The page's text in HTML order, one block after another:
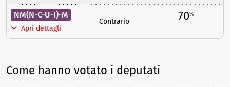
NM(N-C-U-I)-M
Apri dettagli
Contrario 70%
Come hanno votato i deputati